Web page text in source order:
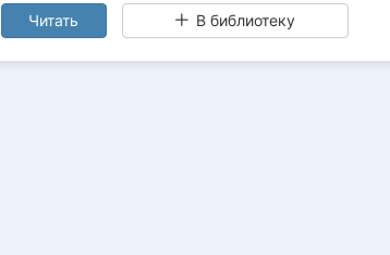
Вокруг сегментума Пацификус все чаще видят
Читать В библиотеку